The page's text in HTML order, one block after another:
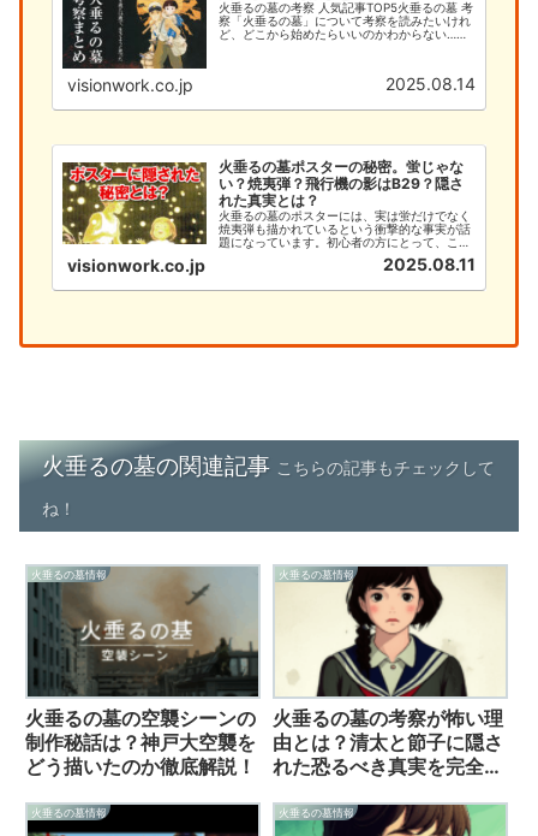
火垂るの墓の考察 人気記事TOP5火垂るの墓 考
察「火垂るの墓」について考察を読みたいけれ
ど、どこから始めたらいいのかわからない…そ
visionwork.co.jp 2025.08.14
火垂るの墓ポスターの秘密。蛍じゃな
い？焼夷弾？飛行機の影はB29？隠さ
れた真実とは？
火垂るの墓のポスターには、実は蛍だけでなく
焼夷弾も描かれているという衝撃的な事実が話
題になっています。初心者の方にとって、この
深い意味を理解することは、作品への理解を大
きく深める重要なポイントです。本記事では、
と、初心者が知るべき基本情報...
visionwork.co.jp 2025.08.11
火垂るの墓の関連記事 こちらの記事もチェックして
ね！
火垂るの墓情報
火垂るの墓の空襲シーンの
制作秘話は？神戸大空襲を
どう描いたのか徹底解説！
火垂るの墓情報
火垂るの墓の考察が怖い理
由とは？清太と節子に隠さ
れた恐るべき真実を完全解
火垂るの墓情報 火垂るの墓情報